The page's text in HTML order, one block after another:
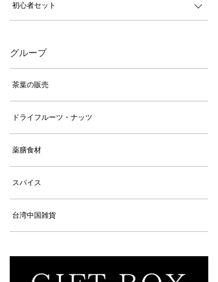
初心者セット
グループ
茶葉の販売
ドライフルーツ・ナッツ
薬膳食材
スパイス
台湾中国雑貨